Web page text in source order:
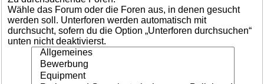
Wähle das Forum oder die Foren aus, in denen gesucht
werden soll. Unterforen werden automatisch mit
durchsucht, sofern du die Option „Unterforen durchsuchen“
unten nicht deaktivierst.